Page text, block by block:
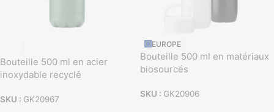
Bouteille 500 ml en acier
inoxydable recyclé
SKU : GK20967
EUROPE
Bouteille 500 ml en matériaux
biosourcés
SKU : GK20906